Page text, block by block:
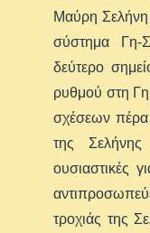
Μαύρη Σελήνη
σύστημα Γη-
δεύτερο
ρυθμού στη
σχέσεων πέρα
της Σελήνης
ουσιαστικές
τροχιάς της